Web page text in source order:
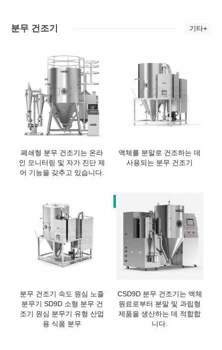
분무 건조기 기타+
폐쇄형 분무 건조기는 온라
인 모니터링 및 자가 진단 제
어 기능을 갖추고 있습니다.
액체를 분말로 건조하는 데
사용되는 분무 건조기
분무 건조기 속도 원심 노즐
분무기 SD9D 소형 분무 건
조기 원심 분무기 유형 산업
용 식품 분무
CSD9D 분무 건조기는 액체
원료로부터 분말 및 과립형
제품을 생산하는 데 적합합
니다.